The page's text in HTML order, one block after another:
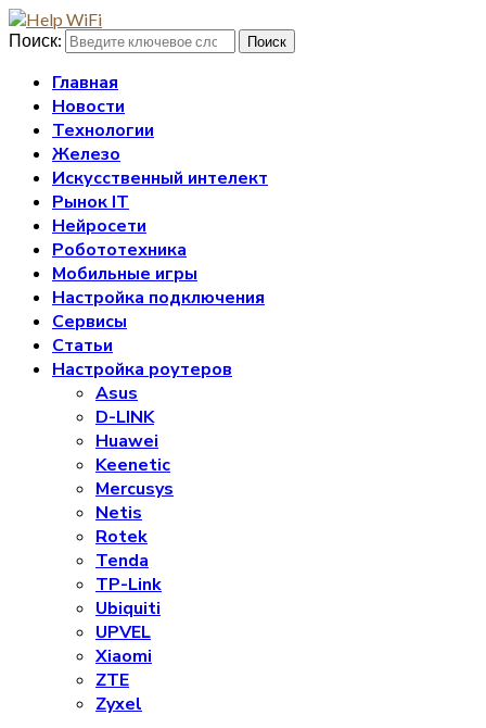
Поиск: Поиск
Главная
Новости
Технологии
Железо
Искусственный интелект
Рынок IT
Нейросети
Робототехника
Мобильные игры
Настройка подключения
Сервисы
Статьи
Настройка роутеров
Asus
D-LINK
Huawei
Keenetic
Mercusys
Netis
Rotek
Tenda
TP-Link
Ubiquiti
UPVEL
Xiaomi
ZTE
Zyxel